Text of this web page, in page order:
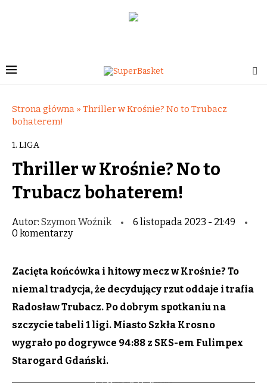
Strona główna » Thriller w Krośnie? No to Trubacz
bohaterem!
1. LIGA
Thriller w Krośnie? No to
Trubacz bohaterem!
Autor: Szymon Woźnik
6 listopada 2023 - 21:49
0 komentarzy
Zacięta końcówka i hitowy mecz w Krośnie? To
niemal tradycja, że decydujący rzut oddaje i trafia
Radosław Trubacz. Po dobrym spotkaniu na
szczycie tabeli 1 ligi. Miasto Szkła Krosno
wygrało po dogrywce 94:88 z SKS-em Fulimpex
Starogard Gdański.